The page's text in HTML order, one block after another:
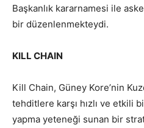
Başkanlık kararnamesi ile
bir düzenlenmekteydi.
KILL CHAIN
Kill Chain, Güney Kore’nin
tehditlere karşı hızlı ve etkili
yapma yeteneği sunan bir